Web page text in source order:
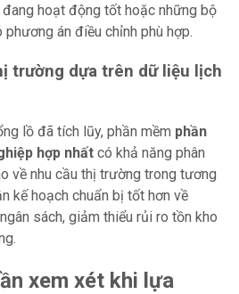
hoạt động tốt hoặc những bộ
án điều chỉnh phù hợp.
trường dựa trên dữ liệu lịch
lồ đã tích lũy, phần mềm phần
hợp nhất có khả năng phân
về nhu cầu thị trường trong tương
kế hoạch chuẩn bị tốt hơn về
sách, giảm thiểu rủi ro tồn kho
xem xét khi lựa